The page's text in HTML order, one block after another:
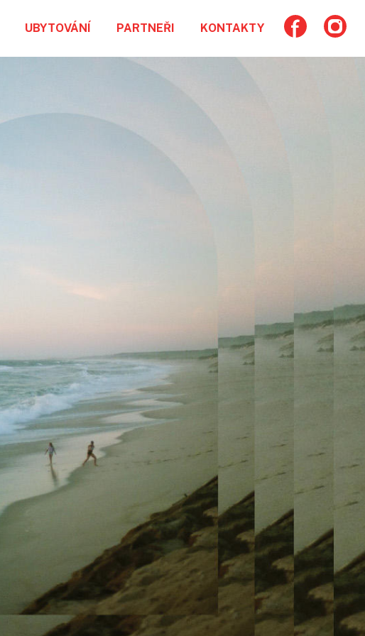
UBYTOVÁNÍ PARTNEŘI KONTAKTY